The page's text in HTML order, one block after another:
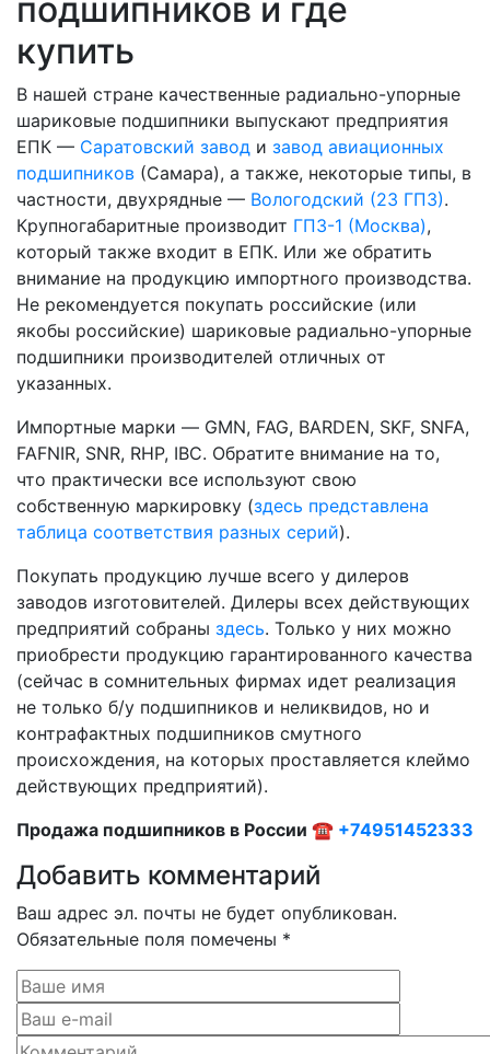
подшипников и где
купить
В нашей стране качественные радиально-упорные
шариковые подшипники выпускают предприятия
ЕПК — Саратовский завод и завод авиационных
подшипников (Самара), а также, некоторые типы, в
частности, двухрядные — Вологодский (23 ГПЗ).
Крупногабаритные производит ГПЗ-1 (Москва),
который также входит в ЕПК. Или же обратить
внимание на продукцию импортного производства.
Не рекомендуется покупать российские (или
якобы российские) шариковые радиально-упорные
подшипники производителей отличных от
указанных.
Импортные марки — GMN, FAG, BARDEN, SKF, SNFA,
FAFNIR, SNR, RHP, IBC. Обратите внимание на то,
что практически все используют свою
собственную маркировку (здесь представлена
таблица соответствия разных серий).
Покупать продукцию лучше всего у дилеров
заводов изготовителей. Дилеры всех действующих
предприятий собраны здесь. Только у них можно
приобрести продукцию гарантированного качества
(сейчас в сомнительных фирмах идет реализация
не только б/у подшипников и неликвидов, но и
контрафактных подшипников смутного
происхождения, на которых проставляется клеймо
действующих предприятий).
Продажа подшипников в России ☎ +74951452333
Добавить комментарий
Ваш адрес эл. почты не будет опубликован.
Обязательные поля помечены *